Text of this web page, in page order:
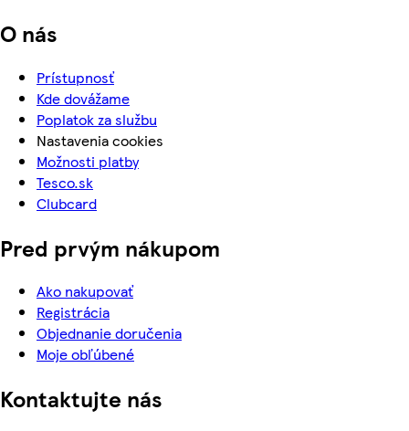
O nás
Prístupnosť
Kde dovážame
Poplatok za službu
Nastavenia cookies
Možnosti platby
Tesco.sk
Clubcard
Pred prvým nákupom
Ako nakupovať
Registrácia
Objednanie doručenia
Moje obľúbené
Kontaktujte nás